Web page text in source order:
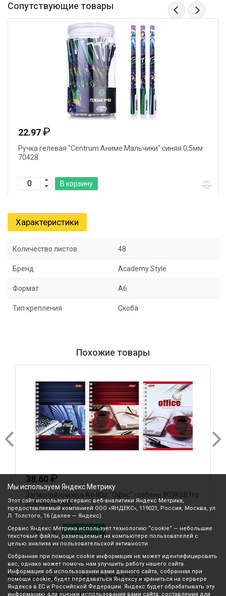
Сопутствующие товары
22.97₽
Ручка гелевая "Centrum.Аниме.Мальчики" синяя 0,5мм
70428
В корзину
Характеристики
Количество листов 48
Бренд Academy Style
Формат А6
Тип крепления Скоба
Похожие товары
38.60₽
Записная книжка А6 80л "Офис" гребень 80ЗК6В1гр
006988 Hatber
В корзину
Все права защищены © 2003-2026 Вилор
Политика конфиденциальности
Мы используем Яндекс Метрику
Этот сайт использует сервис веб-аналитики Яндекс Метрика,
предоставляемый компанией ООО «ЯНДЕКС», 119021, Россия, Москва, ул.
Л. Толстого, 16 (далее — Яндекс).
Сервис Яндекс Метрика использует технологию “cookie” — небольшие
текстовые файлы, размещаемые на компьютере пользователей с
целью анализа их пользовательской активности.
Собранная при помощи cookie информация не может идентифицировать
вас, однако может помочь нам улучшить работу нашего сайта.
Информация об использовании вами данного сайта, собранная при
помощи cookie, будет передаваться Яндексу и храниться на сервере
Яндекса в ЕС и Российской Федерации. Яндекс будет обрабатывать эту
информацию для оценки использования вами сайта, составления для